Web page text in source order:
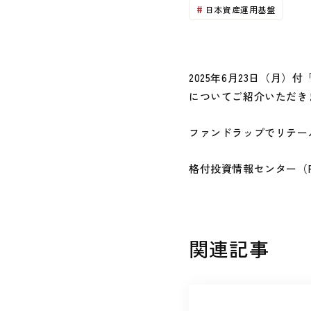
日本資産運用基盤
2025年6月23日（月）付
についてご紹介いただ
ファンドラップでリテ
格付投資情報センター
関連記事